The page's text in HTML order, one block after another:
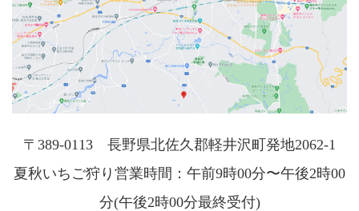
〒389-0113 長野県北佐久郡軽井沢町発地2062-1
夏秋いちご狩り営業時間：午前9時00分〜午後2時00
分(午後2時00分最終受付)